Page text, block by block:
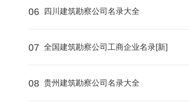
06 四川建筑勘察公司名录大全
07 全国建筑勘察公司工商企业名录[新]
08 贵州建筑勘察公司名录大全